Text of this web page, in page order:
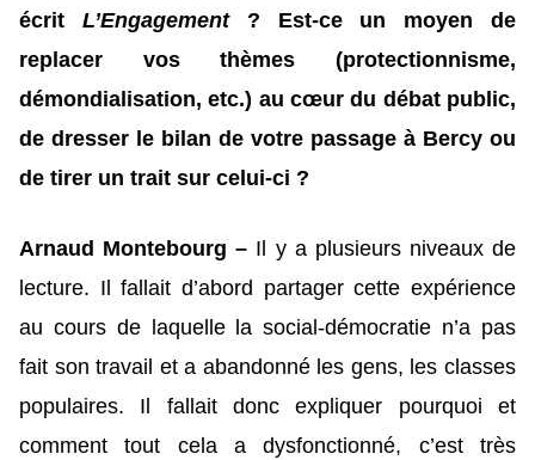
écrit L’Engagement? Est-ce un moyen de
replacer vos thèmes (protectionnisme,
démondialisation, etc.) au cœur du débat public,
de dresser le bilan de votre passage à Bercy ou
de tirer un trait sur celui-ci ?
Arnaud Montebourg – Il y a plusieurs niveaux de
lecture. Il fallait d’abord partager cette expérience
au cours de laquelle la social-démocratie n’a pas
fait son travail et a abandonné les gens, les classes
populaires. Il fallait donc expliquer pourquoi et
comment tout cela a dysfonctionné, c’est très